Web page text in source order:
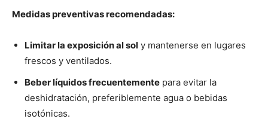
Medidas preventivas recomendadas:
Limitar la exposición al sol y mantenerse en lugares
frescos y ventilados.
Beber líquidos frecuentemente para evitar la
deshidratación, preferiblemente agua o bebidas
isotónicas.